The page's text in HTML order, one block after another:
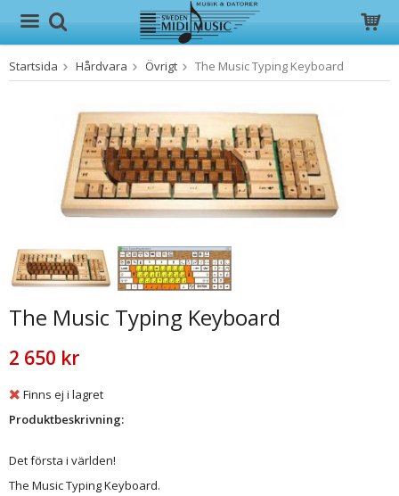
Produkten har blivit tillagd i varukorgen
Startsida Hårdvara Övrigt The Music Typing Keyboard
The Music Typing Keyboard
2 650 kr
Finns ej i lagret
Produktbeskrivning:
Det första i världen!
The Music Typing Keyboard.